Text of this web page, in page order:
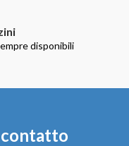
disponibili
contatto